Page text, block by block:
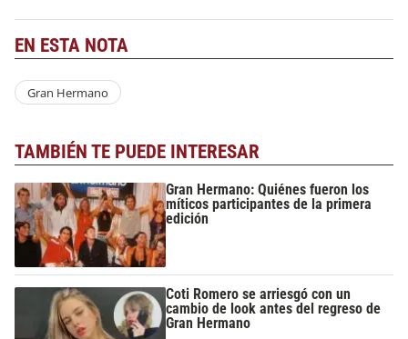
EN ESTA NOTA
Gran Hermano
TAMBIÉN TE PUEDE INTERESAR
Gran Hermano: Quiénes fueron los
míticos participantes de la primera
edición
Coti Romero se arriesgó con un
cambio de look antes del regreso de
Gran Hermano